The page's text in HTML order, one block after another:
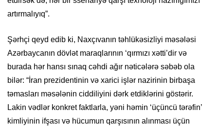
artırmalıyıq”.
Şərhçi qeyd edib ki, Naxçıvanın təhlükəsizliyi məsələsi
Azərbaycanın dövlət maraqlarının ‘qırmızı xətti’dir və
burada hər hansı sınaq cəhdi ağır nəticələrə səbəb ola
bilər: “İran prezidentinin və xarici işlər nazirinin birbaşa
təmasları məsələnin ciddiliyini dərk etdiklərini göstərir.
Lakin vədlər konkret faktlarla, yəni həmin ‘üçüncü tərəfin’
kimliyinin ifşası və hücumun qarşısının alınması üçün